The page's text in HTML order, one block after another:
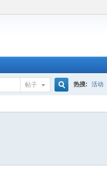
帖子 热搜: 活动